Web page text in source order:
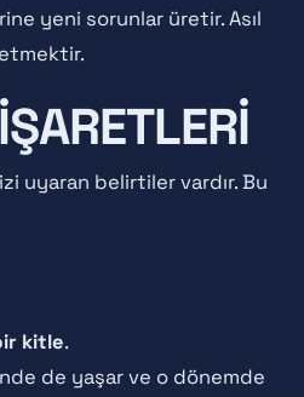
yeni sorunlar üretir. Asıl
uyaran belirtiler vardır. Bu
kitle.
de yaşar ve o dönemde